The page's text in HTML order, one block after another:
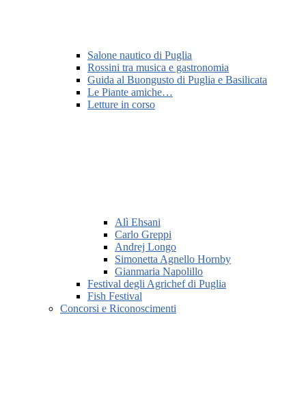
Salone nautico di Puglia
Rossini tra musica e gastronomia
Guida al Buongusto di Puglia e Basilicata
Le Piante amiche…
Letture in corso
Alì Ehsani
Carlo Greppi
Andrej Longo
Simonetta Agnello Hornby
Gianmaria Napolillo
Festival degli Agrichef di Puglia
Fish Festival
Concorsi e Riconoscimenti